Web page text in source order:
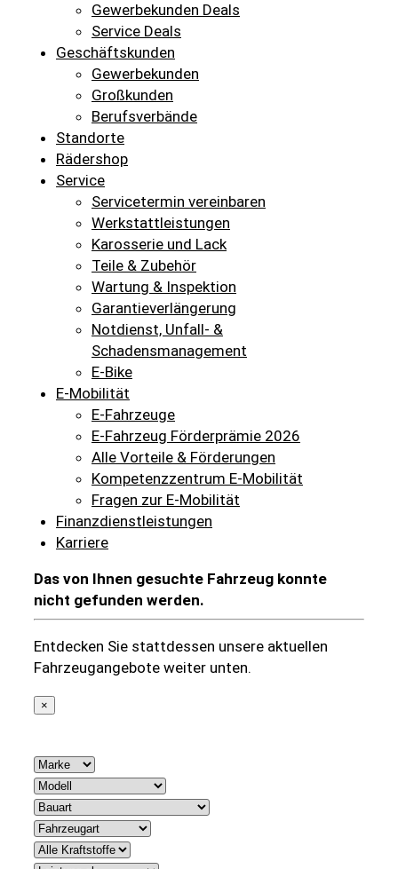
Gewerbekunden Deals
Service Deals
Geschäftskunden
Gewerbekunden
Großkunden
Berufsverbände
Standorte
Rädershop
Service
Servicetermin vereinbaren
Werkstattleistungen
Karosserie und Lack
Teile & Zubehör
Wartung & Inspektion
Garantieverlängerung
Notdienst, Unfall- &
Schadensmanagement
E-Bike
E-Mobilität
E-Fahrzeuge
E-Fahrzeug Förderprämie 2026
Alle Vorteile & Förderungen
Kompetenzzentrum E-Mobilität
Fragen zur E-Mobilität
Finanzdienstleistungen
Karriere
Das von Ihnen gesuchte Fahrzeug konnte
nicht gefunden werden.
Entdecken Sie stattdessen unsere aktuellen
Fahrzeugangebote weiter unten.
×